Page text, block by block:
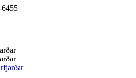
6455